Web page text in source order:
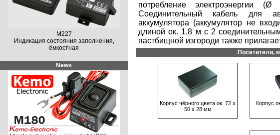
M227
Индикация состояния заполнения,
ёмкостная
News
потребление электроэнергии
Соединительный кабель для
аккумулятора (аккумулятор не
длиной ок. 1,8 м с 2
пастбищной изгороди также
Посетители,
Корпус чёрного цвета ок. 72 х
50 х 28 мм
Корпус